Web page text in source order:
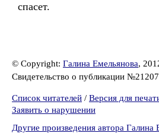
спасет.
© Copyright: Галина Емельянова,
Свидетельство о публикации
Список читателей / Версия для
Заявить о нарушении
Другие произведения автора Галина